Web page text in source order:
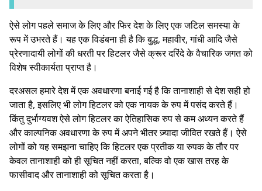
ऐसे लोग पहले समाज के लिए और फिर देश के लिए एक जटिल समस्या के
रूप में उभरते हैं। यह एक विडंबना ही है कि बुद्ध, महावीर, गांधी आदि जैसे
प्रेरणादायी लोगों की धरती पर हिटलर जैसे क्रूर दरिंदे के वैचारिक जगत को
विशेष स्वीकार्यता प्राप्त है।
दरअसल हमारे देश में एक अवधारणा बनाई गई है कि तानाशाही से देश सही हो
जाता है, इसलिए भी लोग हिटलर को एक नायक के रुप में पसंद करते हैं।
किंतु दुर्भाग्यवश ऐसे लोग हिटलर का ऐतिहासिक रुप से कम अध्यन करते हैं
और काल्पनिक अवधारणा के रुप में अपने भीतर ज़्यादा जीवित रखते हैं। ऐसे
लोगों को यह समझना चाहिए कि हिटलर एक प्रतीक या रुपक के तौर पर
केवल तानाशाही को ही सूचित नहीं करता, बल्कि वो एक खास तरह के
फासीवाद और तानाशाही को सूचित करता है।